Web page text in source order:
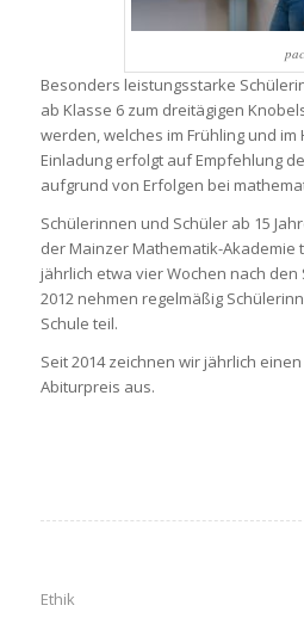
Besonders leistungsstarke
ab Klasse 6 zum dreitägigen
werden, welches im Frühling und
Einladung erfolgt auf Empfehlung
aufgrund von Erfolgen bei
Schülerinnen und Schüler ab 15
der Mainzer Mathematik-Akademie
jährlich etwa vier Wochen nach
2012 nehmen regelmäßig
Schule teil.
Seit 2014 zeichnen wir jährlich
Abiturpreis aus.
Ethik